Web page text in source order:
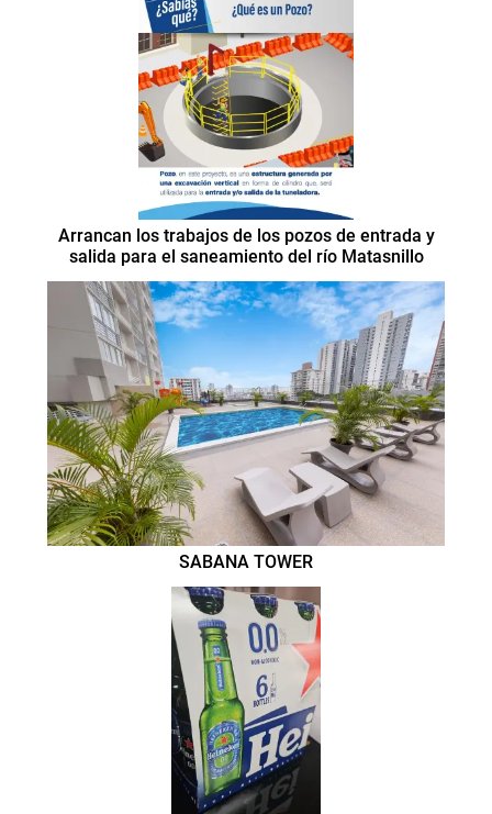
Arrancan los trabajos de los pozos de entrada y
salida para el saneamiento del río Matasnillo
SABANA TOWER